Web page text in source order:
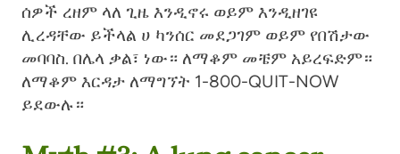
ሰዎች ረዘም ላለ ጊዜ እንዲኖሩ ወይም እንዲዘገዩ
ሊረዳቸው ይችላል ሀ ካንሰር መደጋገምወይም የበሽታው
መባባስ. በሌላ ቃል፣ ነው።ለማቆም መቼም አይረፍድም።
ለማቆም እርዳታ ለማግኘት 1-800-QUIT-NOW
ይደውሉ።